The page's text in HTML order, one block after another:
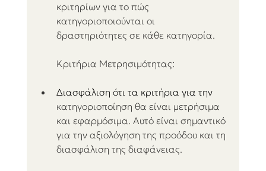
κριτηρίων για το πώς
κατηγοριοποιούνται οι
δραστηριότητες σε κάθε κατηγορία.
Κριτήρια Μετρησιμότητας:
Διασφάλιση ότι τα κριτήρια για την
κατηγοριοποίηση θα είναι μετρήσιμα
και εφαρμόσιμα. Αυτό είναι σημαντικό
για την αξιολόγηση της προόδου και τη
διασφάλιση της διαφάνειας.